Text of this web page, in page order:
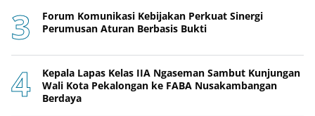
Forum Komunikasi Kebijakan Perkuat Sinergi
Perumusan Aturan Berbasis Bukti
Kepala Lapas Kelas IIA Ngaseman Sambut Kunjungan
Wali Kota Pekalongan ke FABA Nusakambangan
Berdaya